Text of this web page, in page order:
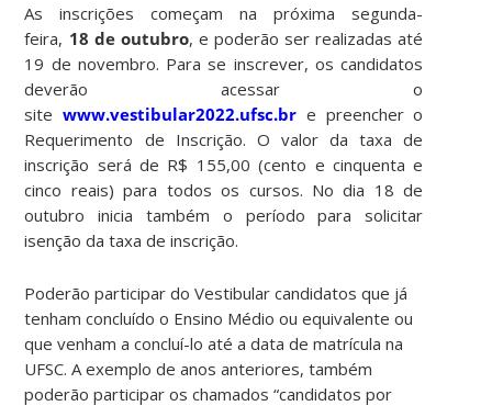
As inscrições começam na próxima segunda-
feira, 18 de outubro, e poderão ser realizadas até
19 de novembro. Para se inscrever, os candidatos
deverão acessar o
sitewww.vestibular2022.ufsc.br e preencher o
Requerimento de Inscrição. O valor da taxa de
inscrição será de R$ 155,00 (cento e cinquenta e
cinco reais) para todos os cursos. No dia 18 de
outubro inicia também o período para solicitar
isenção da taxa de inscrição.
Poderão participar do Vestibular candidatos que já
tenham concluído o Ensino Médio ou equivalente ou
que venham a concluí-lo até a data de matrícula na
UFSC. A exemplo de anos anteriores, também
poderão participar os chamados “candidatos por